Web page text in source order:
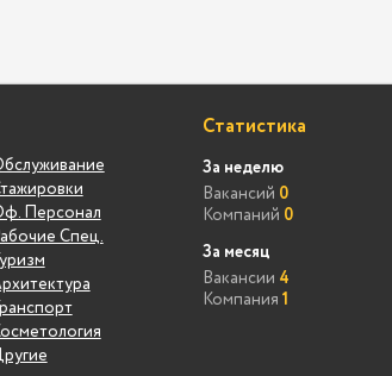
Персонал
Спец.
Статистика
За неделю
Вакансий 0
Компаний 0
За месяц
Вакансии 4
Компания 1